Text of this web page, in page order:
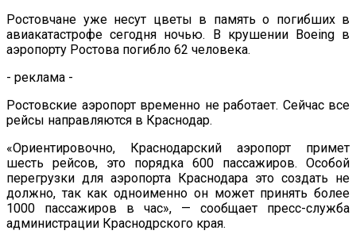
Ростовчане уже несут цветы в память о погибших в
авиакатастрофе сегодня ночью. В крушении Boeing в
аэропорту Ростова погибло 62 человека.
- реклама -
Ростовские аэропорт временно не работает. Сейчас все
рейсы направляются в Краснодар.
«Ориентировочно, Краснодарский аэропорт примет
шесть рейсов, это порядка 600 пассажиров. Особой
перегрузки для аэропорта Краснодара это создать не
должно, так как одноименно он может принять более
1000 пассажиров в час», — сообщает пресс-служба
администрации Краснодрского края.